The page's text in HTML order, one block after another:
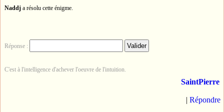
Naddj a résolu cette énigme.
Réponse :
C'est à l'intelligence d'achever l'oeuvre de l'intuition.
SaintPierre
| Répondre